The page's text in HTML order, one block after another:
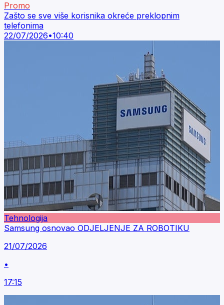
Promo
Zašto se sve više korisnika okreće preklopnim
telefonima
22/07/2026•10:40
Tehnologija
Samsung osnovao ODJELJENJE ZA ROBOTIKU
21/07/2026
•
17:15